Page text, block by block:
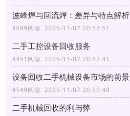
波峰焊与回流焊：差异与特点解析
4689阅读 2025-11-07 20:57:51
二手工控设备回收服务
4451阅读 2025-11-07 20:52:41
设备回收二手机械设备市场的前景
4549阅读 2025-11-07 20:50:49
二手机械回收的利与弊